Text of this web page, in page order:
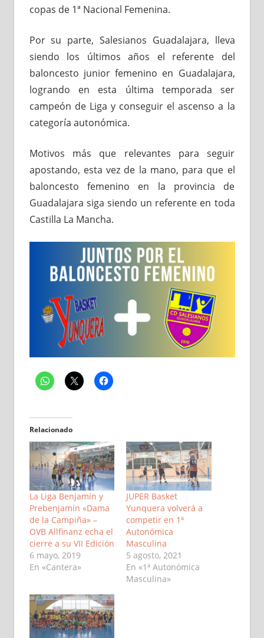
copas de 1ª Nacional Femenina.
Por su parte, Salesianos Guadalajara, lleva
siendo los últimos años el referente del
baloncesto junior femenino en Guadalajara,
logrando en esta última temporada ser
campeón de Liga y conseguir el ascenso a la
categoría autonómica.
Motivos más que relevantes para seguir
apostando, esta vez de la mano, para que el
baloncesto femenino en la provincia de
Guadalajara siga siendo un referente en toda
Castilla La Mancha.
Relacionado
La Liga Benjamín y
Prebenjamín «Dama
de la Campiña» –
OVB Allfinanz echa el
cierre a su VII Edición
6 mayo, 2019
En «Cantera»
JUPER Basket
Yunquera volverá a
competir en 1ª
Autonómica
Masculina
5 agosto, 2021
En «1ª Autonómica
Masculina»